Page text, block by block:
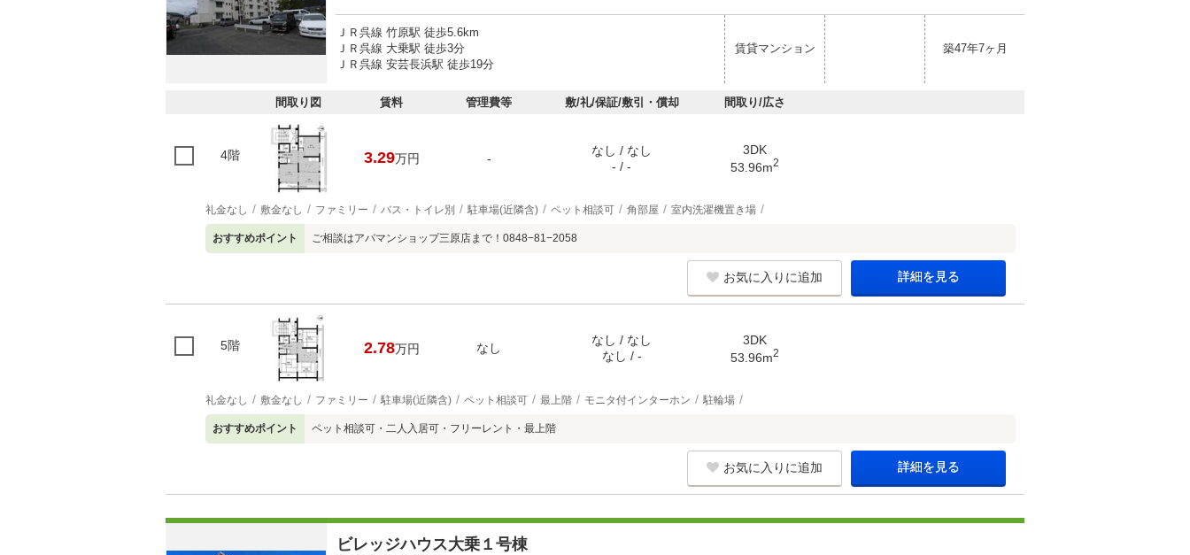
ＪＲ呉線 竹原駅 徒歩5.6km
ＪＲ呉線 大乗駅 徒歩3分
ＪＲ呉線 安芸長浜駅 徒歩19分
賃貸マンション 築47年7ヶ月
間取り図 賃料 管理費等 敷/礼/保証/敷引・償却 間取り/広さ
4階 3.29万円 -
なし / なし
- / -
3DK
53.96m2
礼金なし 敷金なし ファミリー バス・トイレ別 駐車場(近隣含) ペット相談可 角部屋 室内洗濯機置き場
おすすめポイント ご相談はアパマンショップ三原店まで！0848−81−2058
お気に入りに追加 詳細を見る
5階 2.78万円 なし
なし / なし
なし / -
3DK
53.96m2
礼金なし 敷金なし ファミリー 駐車場(近隣含) ペット相談可 最上階 モニタ付インターホン 駐輪場
おすすめポイント ペット相談可・二人入居可・フリーレント・最上階
お気に入りに追加 詳細を見る
ビレッジハウス大乗１号棟